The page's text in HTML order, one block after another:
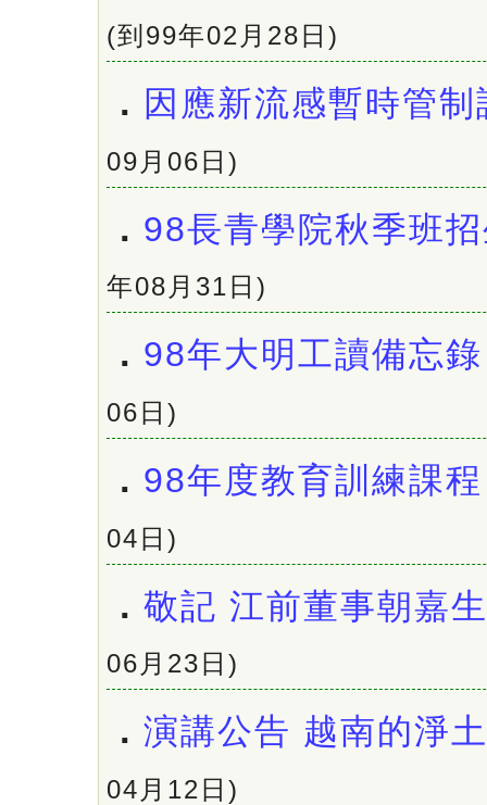
(到99年02月28日)
． 因應新流感暫時管制
09月06日)
． 98長青學院秋季班
年08月31日)
． 98年大明工讀備忘錄
06日)
． 98年度教育訓練課程
04日)
． 敬記 江前董事朝嘉
06月23日)
． 演講公告 越南的淨
04月12日)